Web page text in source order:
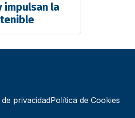
impulsan la
privacidadPolítica de Cookies